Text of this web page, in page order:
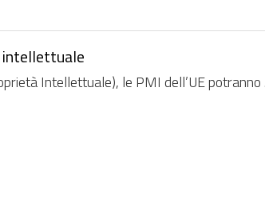
intellettuale
Intellettuale), le PMI dell’UE potranno ...